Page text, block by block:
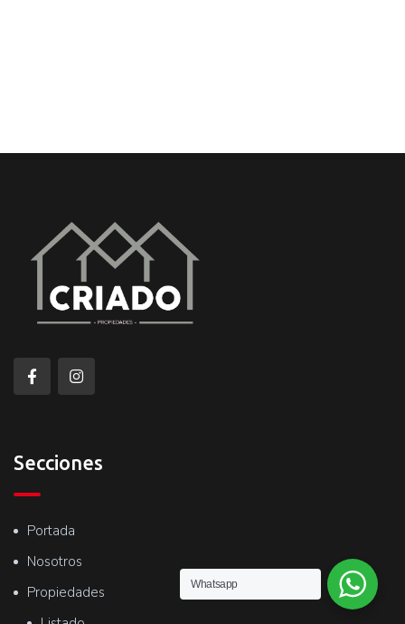
Secciones
Portada
Nosotros
Propiedades
Whatsapp